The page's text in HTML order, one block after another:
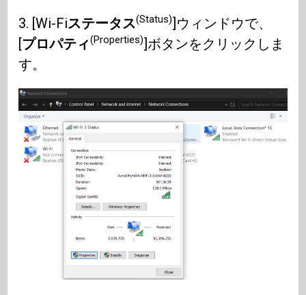
3. [Wi-Fiステータス(Status)]ウィンドウで、
[プロパティ(Properties)]ボタンをクリックしま
す。